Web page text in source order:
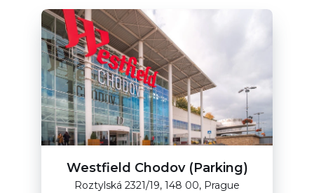
Westfield Chodov (Parking)
Roztylská 2321/19, 148 00, Prague